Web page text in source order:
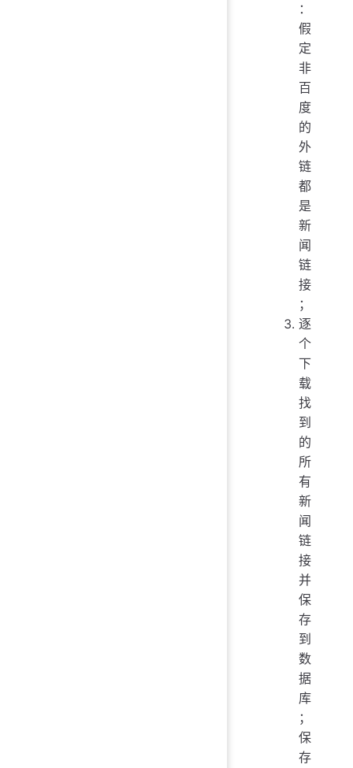
：
假
定
非
百
度
的
外
链
都
是
新
闻
链
接
；
逐
个
下
载
找
到
的
所
有
新
闻
链
接
并
保
存
到
数
据
库
；
保
存